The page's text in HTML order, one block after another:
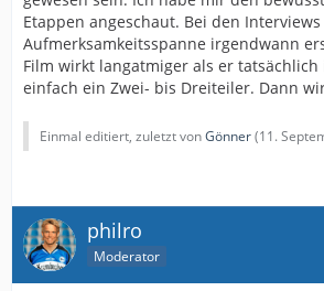
Etappen angeschaut. Bei den
Aufmerksamkeitsspanne irgendwann
Film wirkt langatmiger als er tatsächlich
einfach ein Zwei- bis Dreiteiler. Dann
Einmal editiert, zuletzt vonGönner(11.
philro
Moderator